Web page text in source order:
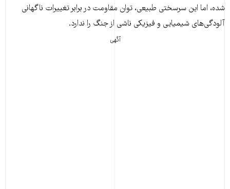
شده، اما این سرسختی طبیعی، توان مقاومت در برابر تغییرات ناگهانی
آلودگی‌های شیمیایی و فیزیکی ناشی از جنگ را ندارد.
آگهی